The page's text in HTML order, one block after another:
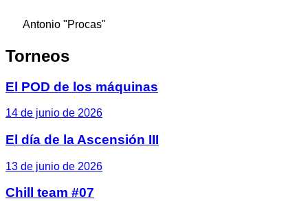
Antonio "Procas"
Torneos
El POD de los máquinas
14 de junio de 2026
El día de la Ascensión III
13 de junio de 2026
Chill team #07